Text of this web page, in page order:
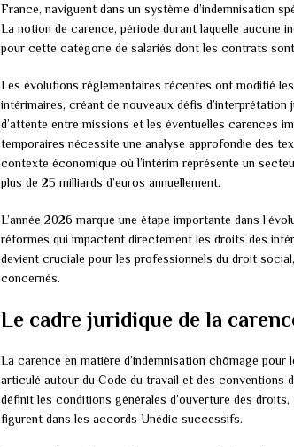
France, naviguent dans un système d’indemnisation
La notion de carence, période durant laquelle aucune
pour cette catégorie de salariés dont les contrats
Les évolutions réglementaires récentes ont modifié
intérimaires, créant de nouveaux défis
d’attente entre missions et les éventuelles carences
temporaires nécessite une analyse approfondie des
contexte économique où l’intérim représente un
plus de 25 milliards d’euros annuellement.
L’année 2026 marque une étape importante dans
réformes qui impactent directement les droits des
devient cruciale pour les professionnels du droit
concernés.
Le cadre juridique de la
La carence en matière d’indemnisation chômage pour
articulé autour du Code du travail et des conventions
définit les conditions générales d’ouverture des
figurent dans les accords Unédic successifs.